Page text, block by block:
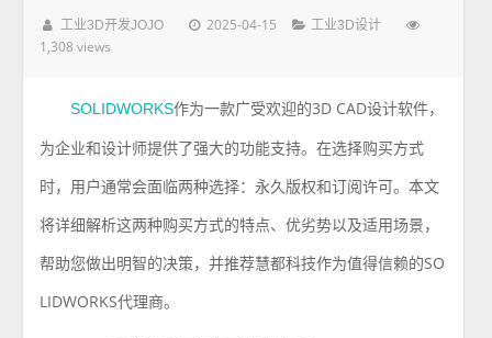
工业3D开发JOJO 2025-04-15 工业3D设计
1,308 views
SOLIDWORKS作为一款广受欢迎的3D CAD设计软件，
为企业和设计师提供了强大的功能支持。在选择购买方式
时，用户通常会面临两种选择：永久版权和订阅许可。本文
将详细解析这两种购买方式的特点、优劣势以及适用场景，
帮助您做出明智的决策，并推荐慧都科技作为值得信赖的SO
LIDWORKS代理商。